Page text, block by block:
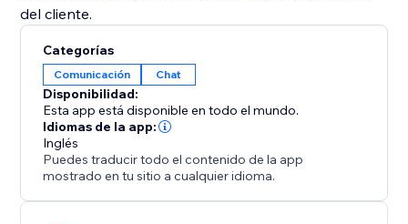
del cliente.
Categorías
Comunicación Chat
Disponibilidad:
Esta app está disponible en todo el mundo.
Idiomas de la app:
Inglés
Puedes traducir todo el contenido de la app
mostrado en tu sitio a cualquier idioma.